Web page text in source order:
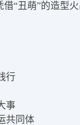
“丑萌”的造型
行
事
共同体